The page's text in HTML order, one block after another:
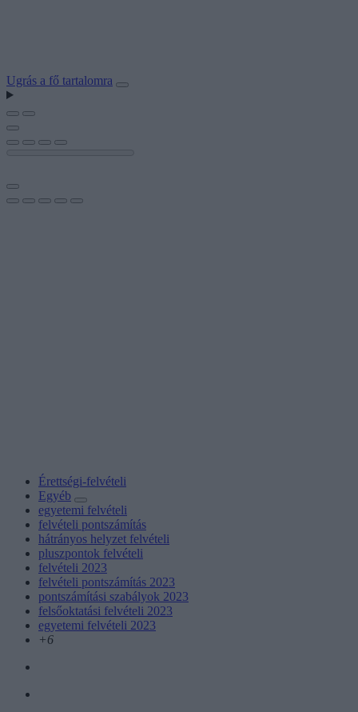
Ugrás a fő tartalomra
Érettségi-felvételi
Egyéb
egyetemi felvételi
felvételi pontszámítás
hátrányos helyzet felvételi
pluszpontok felvételi
felvételi 2023
felvételi pontszámítás 2023
pontszámítási szabályok 2023
felsőoktatási felvételi 2023
egyetemi felvételi 2023
+6